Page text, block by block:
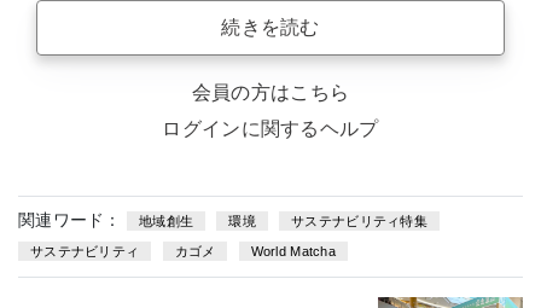
続きを読む
会員の方はこちら
ログインに関するヘルプ
関連ワード： 地域創生 環境 サステナビリティ特集
サステナビリティ カゴメ World Matcha